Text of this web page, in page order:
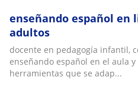
enseñando español en
adultos
docente en pedagogía infantil,
enseñando español en el aula
herramientas que se adap...